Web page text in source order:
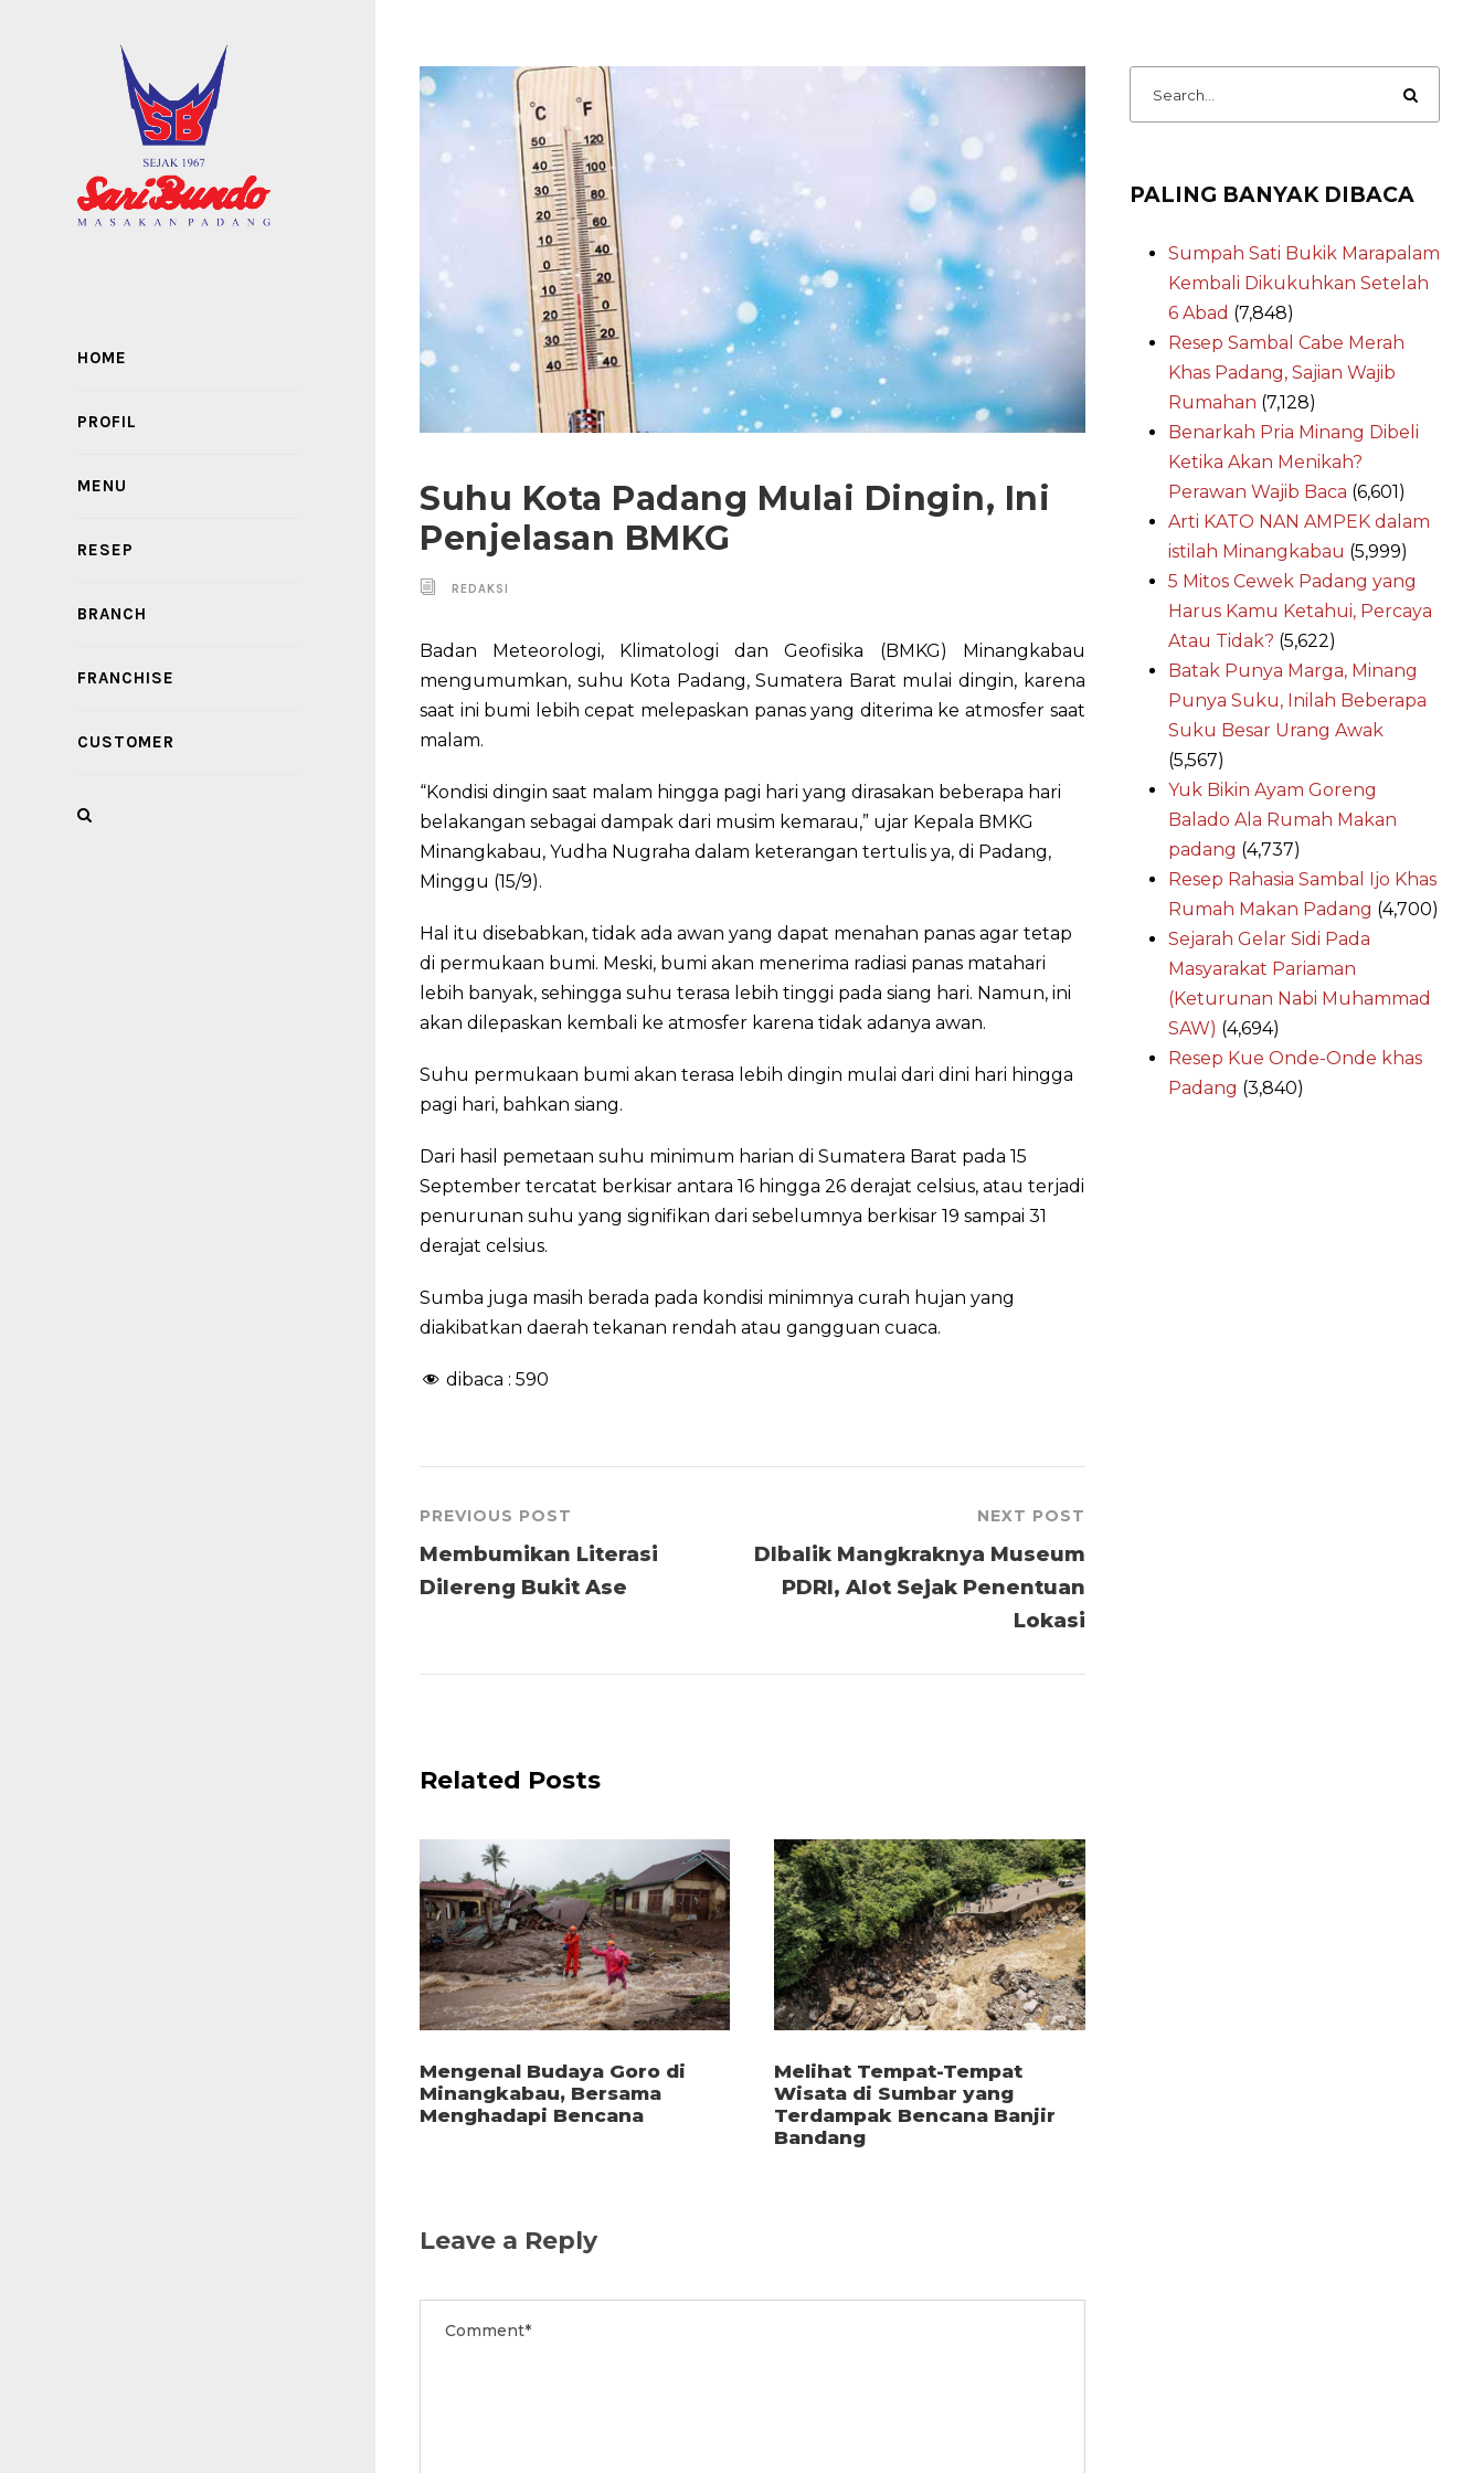
HOME
PROFIL
MENU
RESEP
BRANCH
FRANCHISE
CUSTOMER
Suhu Kota Padang Mulai Dingin, Ini
Penjelasan BMKG
REDAKSI
Badan Meteorologi, Klimatologi dan Geofisika (BMKG) Minangkabau
mengumumkan, suhu Kota Padang, Sumatera Barat mulai dingin, karena
saat ini bumi lebih cepat melepaskan panas yang diterima ke atmosfer saat
malam.
“Kondisi dingin saat malam hingga pagi hari yang dirasakan beberapa hari
belakangan sebagai dampak dari musim kemarau,” ujar Kepala BMKG
Minangkabau, Yudha Nugraha dalam keterangan tertulis ya, di Padang,
Minggu (15/9).
Hal itu disebabkan, tidak ada awan yang dapat menahan panas agar tetap
di permukaan bumi. Meski, bumi akan menerima radiasi panas matahari
lebih banyak, sehingga suhu terasa lebih tinggi pada siang hari. Namun, ini
akan dilepaskan kembali ke atmosfer karena tidak adanya awan.
Suhu permukaan bumi akan terasa lebih dingin mulai dari dini hari hingga
pagi hari, bahkan siang.
Dari hasil pemetaan suhu minimum harian di Sumatera Barat pada 15
September tercatat berkisar antara 16 hingga 26 derajat celsius, atau terjadi
penurunan suhu yang signifikan dari sebelumnya berkisar 19 sampai 31
derajat celsius.
Sumba juga masih berada pada kondisi minimnya curah hujan yang
diakibatkan daerah tekanan rendah atau gangguan cuaca.
dibaca : 590
PREVIOUS POST
Membumikan Literasi
Dilereng Bukit Ase
NEXT POST
DIbalik Mangkraknya Museum
PDRI, Alot Sejak Penentuan
Lokasi
Related Posts
Mengenal Budaya Goro di
Minangkabau, Bersama
Menghadapi Bencana
Melihat Tempat-Tempat
Wisata di Sumbar yang
Terdampak Bencana Banjir
Bandang
Leave a Reply
PALING BANYAK DIBACA
Sumpah Sati Bukik Marapalam
Kembali Dikukuhkan Setelah
6 Abad (7,848)
Resep Sambal Cabe Merah
Khas Padang, Sajian Wajib
Rumahan (7,128)
Benarkah Pria Minang Dibeli
Ketika Akan Menikah?
Perawan Wajib Baca (6,601)
Arti KATO NAN AMPEK dalam
istilah Minangkabau (5,999)
5 Mitos Cewek Padang yang
Harus Kamu Ketahui, Percaya
Atau Tidak? (5,622)
Batak Punya Marga, Minang
Punya Suku, Inilah Beberapa
Suku Besar Urang Awak
(5,567)
Yuk Bikin Ayam Goreng
Balado Ala Rumah Makan
padang (4,737)
Resep Rahasia Sambal Ijo Khas
Rumah Makan Padang (4,700)
Sejarah Gelar Sidi Pada
Masyarakat Pariaman
(Keturunan Nabi Muhammad
SAW) (4,694)
Resep Kue Onde-Onde khas
Padang (3,840)